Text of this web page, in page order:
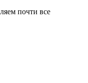
почти все